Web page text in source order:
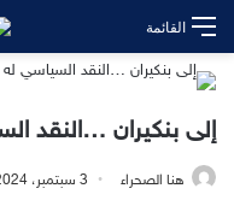
القائمة
إلى بنكيران …النقد
هنا الصحراء 3 سبتمبر، 2024 - 9:18 مساءً